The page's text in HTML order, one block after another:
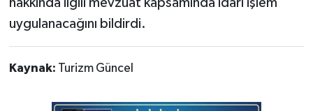
uygulanacağını bildirdi.
Kaynak: Turizm Güncel